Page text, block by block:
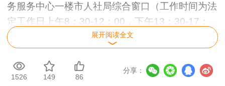
务服务中心一楼市人社局综合窗口（工作时间为法
定工作日上午8：30-12：00，下午13：30-17：
00）或在网上申请，尽快领取。
领取方式如下：
展开阅读全文
1526 149 86
分享：